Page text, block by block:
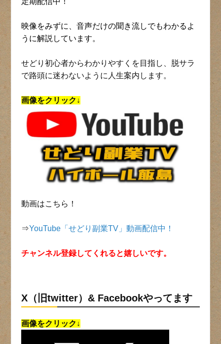
映像をみずに、音声だけの聞き流しでもわかるよ
うに解説しています。
せどり初心者からわかりやすくを目指し、脱サラ
で路頭に迷わないように人生案内します。
画像をクリック↓
動画はこちら！
⇒YouTube「せどり副業TV」動画配信中！
チャンネル登録してくれると嬉しいです。
X（旧twitter）& Facebookやってます
画像をクリック↓